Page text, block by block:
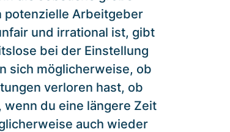
potenzielle Arbeitgeber
und irrational ist, gibt
bei der Einstellung
sich möglicherweise, ob
verloren hast, ob
du eine längere Zeit
auch wieder